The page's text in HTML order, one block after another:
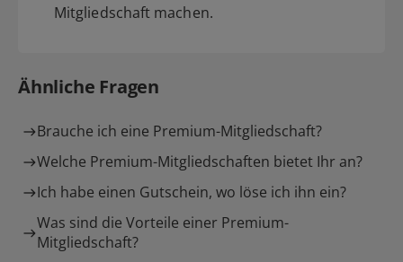
Mitgliedschaft machen.
Ähnliche Fragen
Brauche ich eine Premium-Mitgliedschaft?
Welche Premium-Mitgliedschaften bietet Ihr an?
Ich habe einen Gutschein, wo löse ich ihn ein?
Was sind die Vorteile einer Premium-
Mitgliedschaft?